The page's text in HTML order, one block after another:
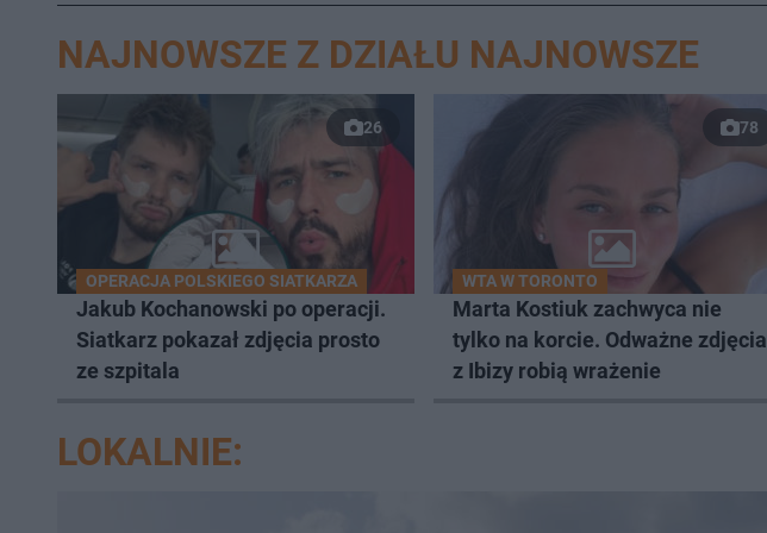
NAJNOWSZE Z DZIAŁU NAJNOWSZE
26
OPERACJA POLSKIEGO SIATKARZA
Jakub Kochanowski po operacji.
Siatkarz pokazał zdjęcia prosto
ze szpitala
78
WTA W TORONTO
Marta Kostiuk zachwyca nie
tylko na korcie. Odważne zdjęcia
z Ibizy robią wrażenie
LOKALNIE: